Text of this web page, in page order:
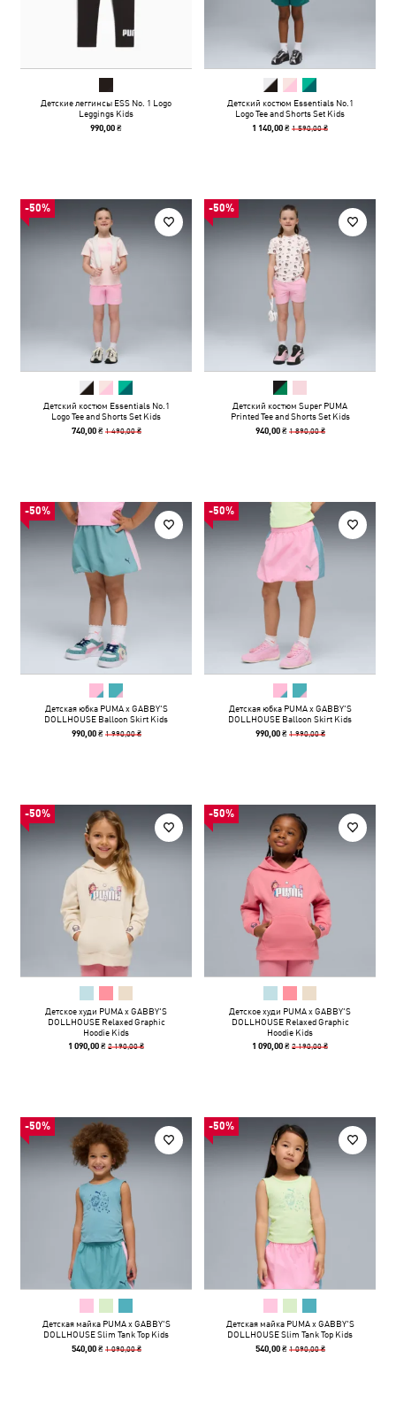
Детские леггинсы ESS No. 1 Logo
Leggings Kids
990,00 ₴
Детский костюм Essentials No.1
Logo Tee and Shorts Set Kids
1 140,00 ₴1 590,00 ₴
-50%
Детский костюм Essentials No.1
Logo Tee and Shorts Set Kids
740,00 ₴ 1 490,00 ₴
-50%
Детский костюм Super PUMA
Printed Tee and Shorts Set Kids
940,00 ₴ 1 890,00 ₴
-50%
Детская юбка PUMA x GABBY'S
DOLLHOUSE Balloon Skirt Kids
990,00 ₴ 1 990,00 ₴
-50%
Детская юбка PUMA x GABBY'S
DOLLHOUSE Balloon Skirt Kids
990,00 ₴ 1 990,00 ₴
-50%
Детское худи PUMA x GABBY'S
DOLLHOUSE Relaxed Graphic
Hoodie Kids
1 090,00 ₴2 190,00 ₴
-50%
Детское худи PUMA x GABBY'S
DOLLHOUSE Relaxed Graphic
Hoodie Kids
1 090,00 ₴2 190,00 ₴
-50%
Детская майка PUMA x GABBY'S
DOLLHOUSE Slim Tank Top Kids
540,00 ₴ 1 090,00 ₴
-50%
Детская майка PUMA x GABBY'S
DOLLHOUSE Slim Tank Top Kids
540,00 ₴ 1 090,00 ₴